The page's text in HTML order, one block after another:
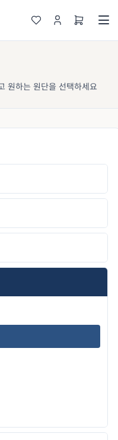
원하는 원단을 선택하세요